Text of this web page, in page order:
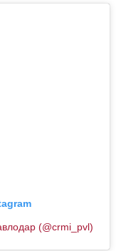
(@crmi_pvl)